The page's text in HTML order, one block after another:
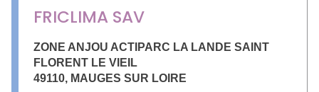
FRICLIMA SAV
ZONE ANJOU ACTIPARC LA LANDE SAINT
FLORENT LE VIEIL
49110, MAUGES SUR LOIRE